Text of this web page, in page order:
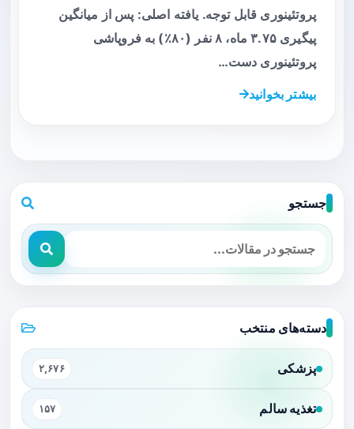
پروتئینوری قابل توجه. یافته اصلی: پس از میانگین
پیگیری ۳.۷۵ ماه، ۸ نفر (۸۰٪) به فروپاشی
پروتئینوری دست…
بیشتر بخوانید
جستجو
دسته‌های منتخب
پزشکی ۲,۶۷۶
تغذیه سالم ۱۵۷